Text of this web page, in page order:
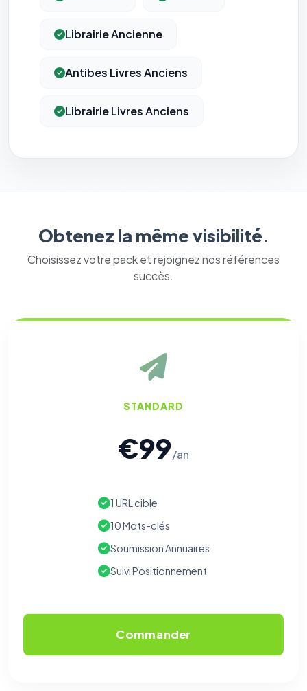
Librairie Ancienne
Antibes Livres Anciens
Librairie Livres Anciens
Obtenez la même visibilité.
Choisissez votre pack et rejoignez nos références
succès.
STANDARD
€99/an
1 URL cible
10 Mots-clés
Soumission Annuaires
Suivi Positionnement
Commander